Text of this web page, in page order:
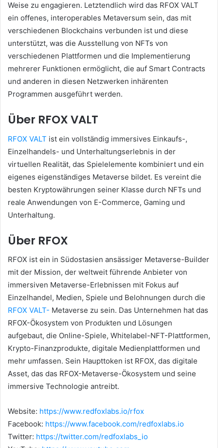
Weise zu engagieren. Letztendlich wird das RFOX VALT
ein offenes, interoperables Metaversum sein, das mit
verschiedenen Blockchains verbunden ist und diese
unterstützt, was die Ausstellung von NFTs von
verschiedenen Plattformen und die Implementierung
mehrerer Funktionen ermöglicht, die auf Smart Contracts
und anderen in diesen Netzwerken inhärenten
Programmen ausgeführt werden.
Über RFOX VALT
RFOX VALT ist ein vollständig immersives Einkaufs-,
Einzelhandels- und Unterhaltungserlebnis in der
virtuellen Realität, das Spielelemente kombiniert und ein
eigenes eigenständiges Metaverse bildet. Es vereint die
besten Kryptowährungen seiner Klasse durch NFTs und
reale Anwendungen von E-Commerce, Gaming und
Unterhaltung.
Über RFOX
RFOX ist ein in Südostasien ansässiger Metaverse-Builder
mit der Mission, der weltweit führende Anbieter von
immersiven Metaverse-Erlebnissen mit Fokus auf
Einzelhandel, Medien, Spiele und Belohnungen durch die
RFOX VALT- Metaverse zu sein. Das Unternehmen hat das
RFOX-Ökosystem von Produkten und Lösungen
aufgebaut, die Online-Spiele, Whitelabel-NFT-Plattformen,
Krypto-Finanzprodukte, digitale Medienplattformen und
mehr umfassen. Sein Haupttoken ist RFOX, das digitale
Asset, das das RFOX-Metaverse-Ökosystem und seine
immersive Technologie antreibt.
Website: https://www.redfoxlabs.io/rfox
Facebook: https://www.facebook.com/redfoxlabs.io
Twitter: https://twitter.com/redfoxlabs_io